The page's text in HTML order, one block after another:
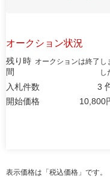
オークション状況
残り時
間
オークションは終了し
し
入札件数 3
開始価格 10,800
表示価格は「税込価格」です。